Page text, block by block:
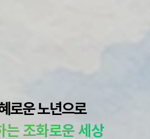
로운 노년으로
는 조화로운 세상